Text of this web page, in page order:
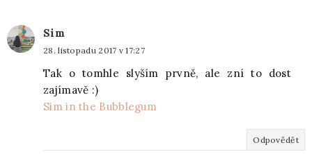
Sim
28. listopadu 2017 v 17:27
Tak o tomhle slyším prvně, ale zní to dost
zajímavě :)
Sim in the Bubblegum
Odpovědět